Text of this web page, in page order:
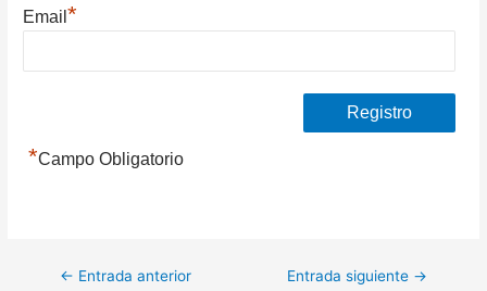
Email*
*Campo Obligatorio
Navegación
← Entrada anterior Entrada siguiente →